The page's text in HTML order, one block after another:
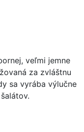
veľmi jemne
za zvláštnu
sa vyrába výlučne